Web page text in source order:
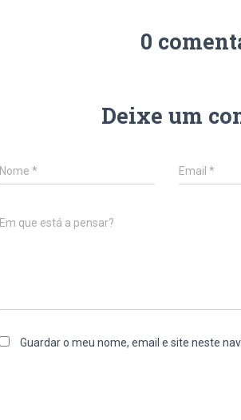
0
Deixe um
Nome * Email*
Em que está a pensar?
Guardar o meu nome, email e site neste